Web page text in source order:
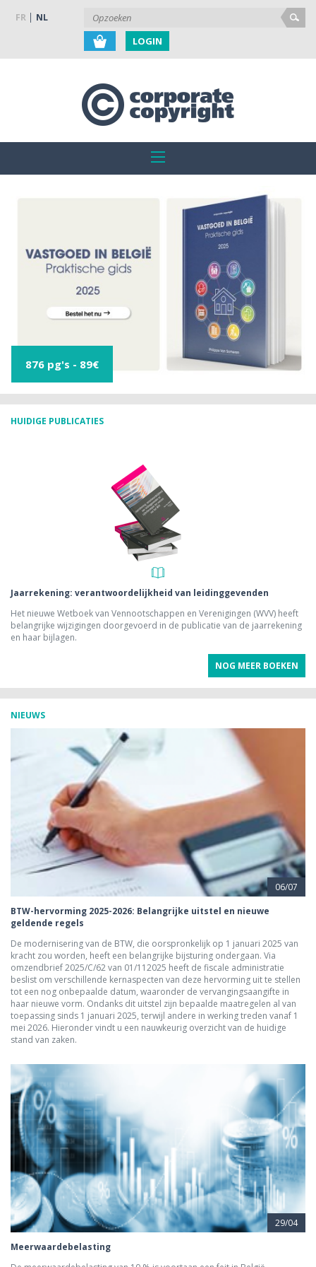
FR NL
LOGIN
876 pg's - 89€
HUIDIGE PUBLICATIES
Jaarrekening: verantwoordelijkheid van leidinggevenden
Het nieuwe Wetboek van Vennootschappen en Verenigingen (WVV) heeft
belangrijke wijzigingen doorgevoerd in de publicatie van de jaarrekening
en haar bijlagen.
NOG MEER BOEKEN
NIEUWS
06/07
BTW-hervorming 2025-2026: Belangrijke uitstel en nieuwe
geldende regels
De modernisering van de BTW, die oorspronkelijk op 1 januari 2025 van
kracht zou worden, heeft een belangrijke bijsturing ondergaan. Via
omzendbrief 2025/C/62 van 01/112025 heeft de fiscale administratie
beslist om verschillende kernaspecten van deze hervorming uit te stellen
tot een nog onbepaalde datum, waaronder de vervangingsaangifte in
haar nieuwe vorm. Ondanks dit uitstel zijn bepaalde maatregelen al van
toepassing sinds 1 januari 2025, terwijl andere in werking treden vanaf 1
mei 2026. Hieronder vindt u een nauwkeurig overzicht van de huidige
stand van zaken.
29/04
Meerwaardebelasting